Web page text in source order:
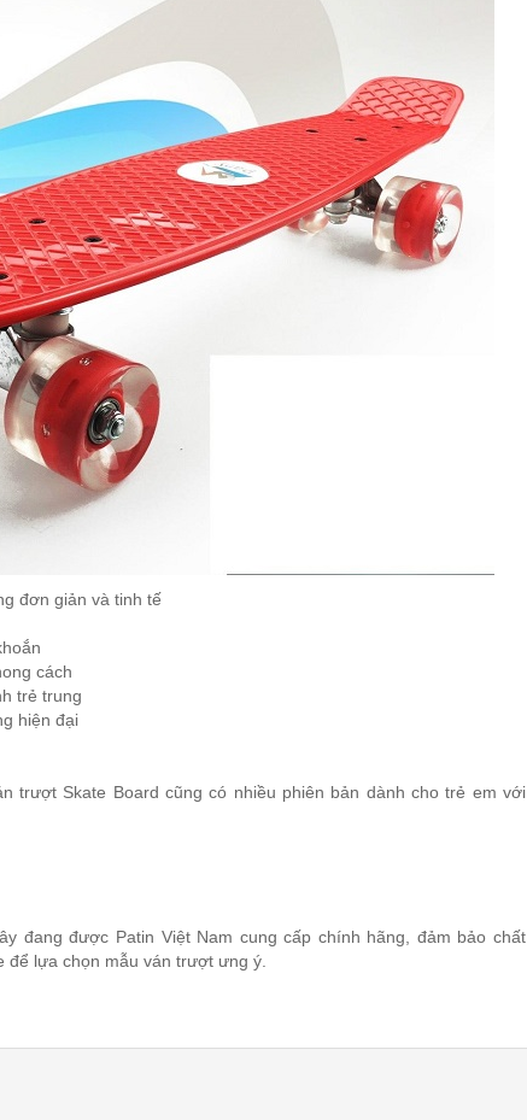
đơn giản và tinh tế
cách
trẻ trung
hiện đại
trượt Skate Board cũng có nhiều phiên bản dành cho trẻ em với
đang được Patin Việt Nam cung cấp chính hãng, đảm bảo chất
để lựa chọn mẫu ván trượt ưng ý.